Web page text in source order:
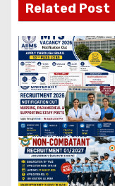
t
n
a
v
i
g
Related Post